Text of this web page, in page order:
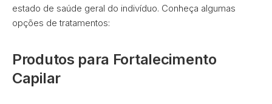
estado de saúde geral do indivíduo. Conheça algumas
opções de tratamentos:
Produtos para Fortalecimento
Capilar